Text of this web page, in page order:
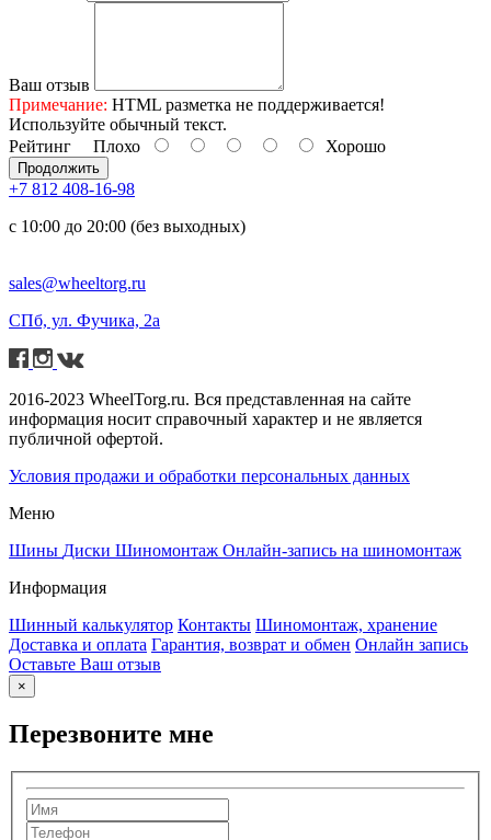
Ваш отзыв
Примечание: HTML разметка не поддерживается!
Используйте обычный текст.
Рейтинг Плохо Хорошо
Продолжить
+7 812 408-16-98
с 10:00 до 20:00 (без выходных)
sales@wheeltorg.ru
СПб, ул. Фучика, 2а
2016-2023 WheelTorg.ru. Вся представленная на сайте
информация носит справочный характер и не является
публичной офертой.
Условия продажи и обработки персональных данных
Меню
Шины Диски Шиномонтаж Онлайн-запись на шиномонтаж
Информация
Шинный калькулятор Контакты Шиномонтаж, хранение
Доставка и оплата Гарантия, возврат и обмен Онлайн запись
Оставьте Ваш отзыв
×
Перезвоните мне